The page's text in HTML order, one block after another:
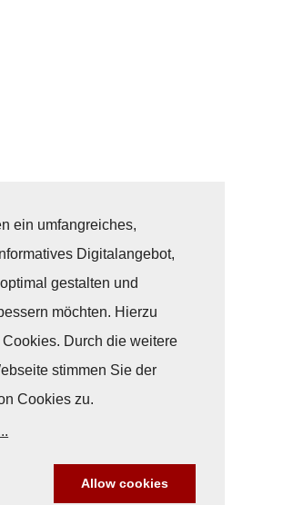
ein umfangreiches,
Digitalangebot,
gestalten und
möchten. Hierzu
Durch die weitere
stimmen Sie der
Cookies zu.
Allow cookies